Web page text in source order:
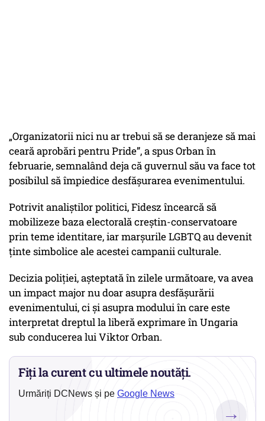
„Organizatorii nici nu ar trebui să se deranjeze să mai
ceară aprobări pentru Pride”, a spus Orban în
februarie, semnalând deja că guvernul său va face tot
posibilul să împiedice desfășurarea evenimentului.
Potrivit analiștilor politici, Fidesz încearcă să
mobilizeze baza electorală creștin-conservatoare
prin teme identitare, iar marșurile LGBTQ au devenit
ținte simbolice ale acestei campanii culturale.
Decizia poliției, așteptată în zilele următoare, va avea
un impact major nu doar asupra desfășurării
evenimentului, ci și asupra modului în care este
interpretat dreptul la liberă exprimare în Ungaria
sub conducerea lui Viktor Orban.
Fiți la curent cu ultimele noutăți.
Urmăriți DCNews și pe Google News
→